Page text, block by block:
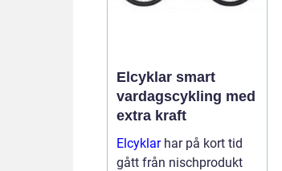
Elcyklar smart
vardagscykling med
extra kraft
Elcyklarhar på kort tid
gått från nischprodukt